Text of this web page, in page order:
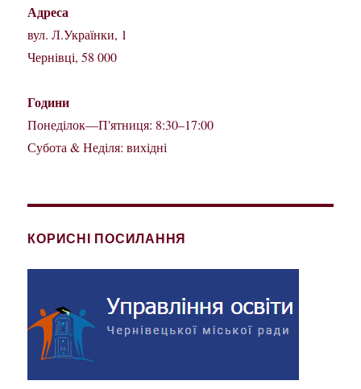
Адреса
вул. Л.Українки, 1
Чернівці, 58 000
Години
Понеділок—П'ятниця: 8:30–17:00
Субота & Неділя: вихідні
КОРИСНІ ПОСИЛАННЯ